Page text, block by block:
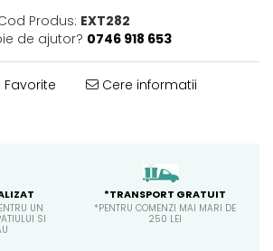
Produs: EXT282
de ajutor? 0746 918 653
Cere informatii
UN
SI
*TRANSPORT GRATUIT
*PENTRU COMENZI MAI MARI DE
250 LEI